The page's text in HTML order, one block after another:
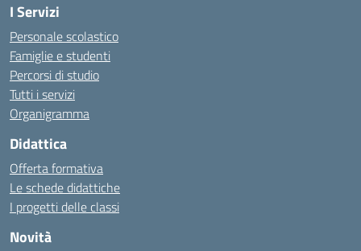
I Servizi
Personale scolastico
Famiglie e studenti
Percorsi di studio
Tutti i servizi
Organigramma
Didattica
Offerta formativa
Le schede didattiche
I progetti delle classi
Novità